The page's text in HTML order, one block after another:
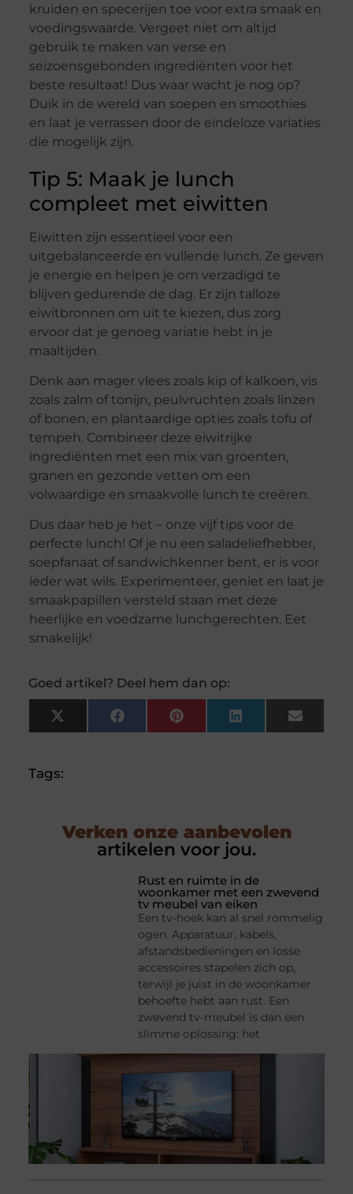
kruiden en specerijen toe voor extra smaak en
voedingswaarde. Vergeet niet om altijd
gebruik te maken van verse en
seizoensgebonden ingrediënten voor het
beste resultaat! Dus waar wacht je nog op?
Duik in de wereld van soepen en smoothies
en laat je verrassen door de eindeloze variaties
die mogelijk zijn.
Tip 5: Maak je lunch
compleet met eiwitten
Eiwitten zijn essentieel voor een
uitgebalanceerde en vullende lunch. Ze geven
je energie en helpen je om verzadigd te
blijven gedurende de dag. Er zijn talloze
eiwitbronnen om uit te kiezen, dus zorg
ervoor dat je genoeg variatie hebt in je
maaltijden.
Denk aan mager vlees zoals kip of kalkoen, vis
zoals zalm of tonijn, peulvruchten zoals linzen
of bonen, en plantaardige opties zoals tofu of
tempeh. Combineer deze eiwitrijke
ingrediënten met een mix van groenten,
granen en gezonde vetten om een
volwaardige en smaakvolle lunch te creëren.
Dus daar heb je het – onze vijf tips voor de
perfecte lunch! Of je nu een saladeliefhebber,
soepfanaat of sandwichkenner bent, er is voor
ieder wat wils. Experimenteer, geniet en laat je
smaakpapillen versteld staan met deze
heerlijke en voedzame lunchgerechten. Eet
smakelijk!
Goed artikel? Deel hem dan op:
X
(Twitter)
FacebookPinterestLinkedInEmail
Tags:
Verken onze aanbevolen
artikelen voor jou.
Rust en ruimte in de
woonkamer met een zwevend
tv meubel van eiken
Een tv-hoek kan al snel rommelig
ogen. Apparatuur, kabels,
afstandsbedieningen en losse
accessoires stapelen zich op,
terwijl je juist in de woonkamer
behoefte hebt aan rust. Een
zwevend tv-meubel is dan een
slimme oplossing: het